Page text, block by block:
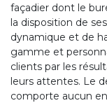
façadier dont le
la disposition de
dynamique et de
gamme et
clients par les
leurs attentes. Le
comporte aucun